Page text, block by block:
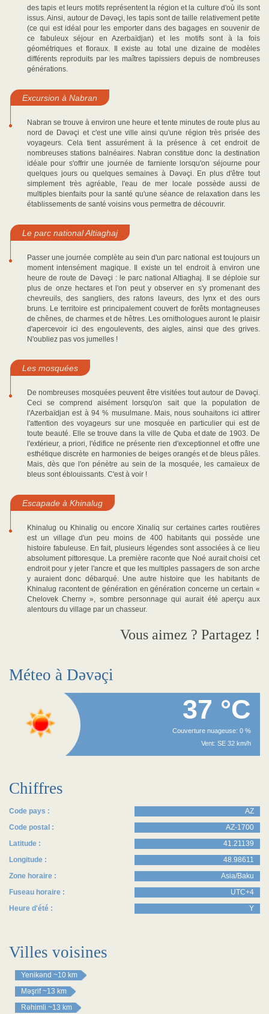
des tapis et leurs motifs représentent la région et la culture d'où ils sont
issus. Ainsi, autour de Dəvəçi, les tapis sont de taille relativement petite
(ce qui est idéal pour les emporter dans des bagages en souvenir de
ce fabuleux séjour en Azerbaïdjan) et les motifs sont à la fois
géométriques et floraux. Il existe au total une dizaine de modèles
différents reproduits par les maîtres tapissiers depuis de nombreuses
générations.
Excursion à Nabran
Nabran se trouve à environ une heure et tente minutes de route plus au
nord de Dəvəçi et c'est une ville ainsi qu'une région très prisée des
voyageurs. Cela tient assurément à la présence à cet endroit de
nombreuses stations balnéaires. Nabran constitue donc la destination
idéale pour s'offrir une journée de farniente lorsqu'on séjourne pour
quelques jours ou quelques semaines à Dəvəçi. En plus d'être tout
simplement très agréable, l'eau de mer locale possède aussi de
multiples bienfaits pour la santé qu'une séance de relaxation dans les
établissements de santé voisins vous permettra de découvrir.
Le parc national Altiaghaj
Passer une journée complète au sein d'un parc national est toujours un
moment intensément magique. Il existe un tel endroit à environ une
heure de route de Dəvəçi : le parc national Altiaghaj. Il se déploie sur
plus de onze hectares et l'on peut y observer en s'y promenant des
chevreuils, des sangliers, des ratons laveurs, des lynx et des ours
bruns. Le territoire est principalement couvert de forêts montagneuses
de chênes, de charmes et de hêtres. Les ornithologues auront le plaisir
d'apercevoir ici des engoulevents, des aigles, ainsi que des grives.
N'oubliez pas vos jumelles !
Les mosquées
De nombreuses mosquées peuvent être visitées tout autour de Dəvəçi.
Ceci se comprend aisément lorsqu'on sait que la population de
l'Azerbaïdjan est à 94 % musulmane. Mais, nous souhaitons ici attirer
l'attention des voyageurs sur une mosquée en particulier qui est de
toute beauté. Elle se trouve dans la ville de Quba et date de 1903. De
l'extérieur, a priori, l'édifice ne présente rien d'exceptionnel et offre une
esthétique discrète en harmonies de beiges orangés et de bleus pâles.
Mais, dès que l'on pénètre au sein de la mosquée, les camaïeux de
bleus sont éblouissants. C'est à voir !
Escapade à Khinalug
Khinalug ou Khinalig ou encore Xinaliq sur certaines cartes routières
est un village d'un peu moins de 400 habitants qui possède une
histoire fabuleuse. En fait, plusieurs légendes sont associées à ce lieu
absolument pittoresque. La première raconte que Noé aurait choisi cet
endroit pour y jeter l'ancre et que les multiples passagers de son arche
y auraient donc débarqué. Une autre histoire que les habitants de
Khinalug racontent de génération en génération concerne un certain «
Chelovek Cherny », sombre personnage qui aurait été aperçu aux
alentours du village par un chasseur.
Vous aimez ? Partagez !
Méteo à Dəvəçi
37 °C
Couverture nuageuse: 0 %
Vent: SE 32 km/h
Chiffres
Code pays :
AZ
Code postal :
AZ-1700
Latitude :
41.21139
Longitude :
48.98611
Zone horaire :
Asia/Baku
Fuseau horaire :
UTC+4
Heure d'été :
Y
Villes voisines
Yenikənd ~10 km
Məşrif ~13 km
Rəhimli ~13 km